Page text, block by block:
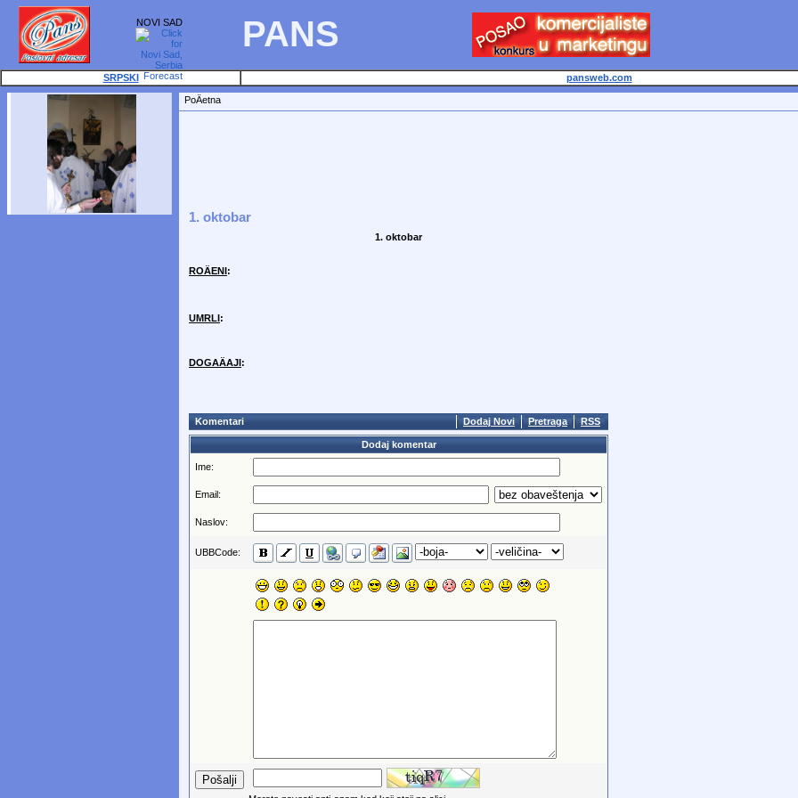
NOVI SAD PANS
SRPSKI pansweb.com
PoÄetna
1. oktobar
1. oktobar
ROÄENI:
UMRLI:
DOGAÄAJI:
Komentari Dodaj Novi Pretraga RSS
Dodaj komentar
Ime:
Email:
Naslov:
UBBCode: